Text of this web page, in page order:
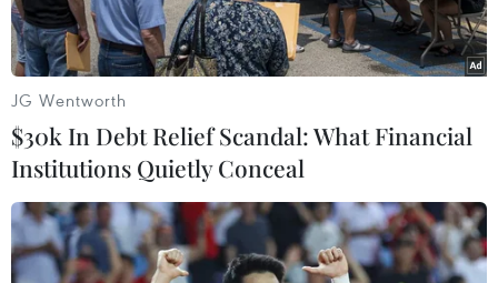
Indonesia nỗ lực khống chế cháy
rừng tại Vườn Quốc gia Núi Bromo
07/08/2026 10:56
Sri Lanka triển khai quân đội sau làn
sóng vượt ngục bất thành
07/08/2026 10:35
JG Wentworth
$30k In Debt Relief Scandal: What Financial
Institutions Quietly Conceal